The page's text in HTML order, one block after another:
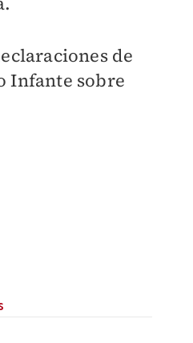
de
Infante sobre